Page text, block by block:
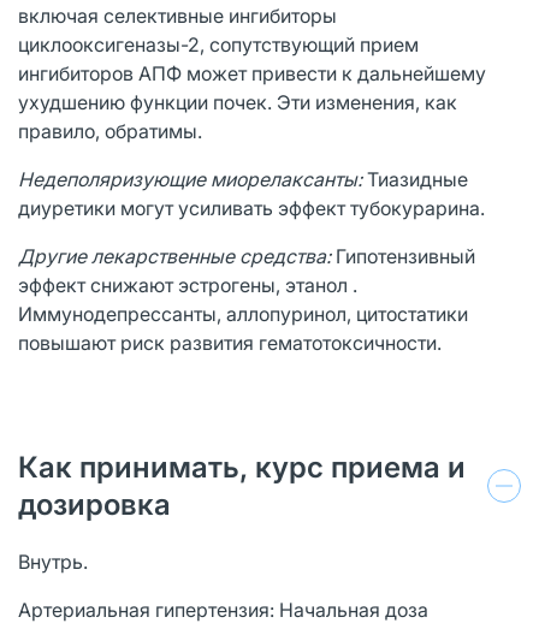
включая селективные ингибиторы
циклооксигеназы-2, сопутствующий прием
ингибиторов АПФ может привести к дальнейшему
ухудшению функции почек. Эти изменения, как
правило, обратимы.
Недеполяризующие миорелаксанты:Тиазидные
диуретики могут усиливать эффект тубокурарина.
Другие лекарственные средства: Гипотензивный
эффект снижают эстрогены, этанол .
Иммунодепрессанты, аллопуринол, цитостатики
повышают риск развития гематотоксичности.
Как принимать, курс приема и
дозировка
Внутрь.
Артериальная гипертензия: Начальная доза